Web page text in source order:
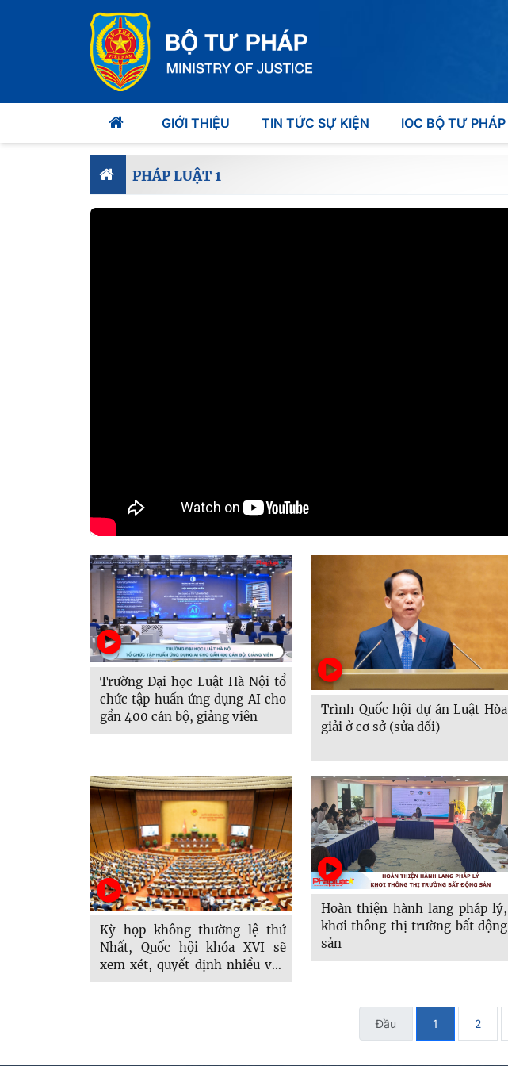
GIỚI THIỆU TIN TỨC SỰ KIỆN IOC BỘ TƯ PHÁP
PHÁP LUẬT 1
Trường Đại học Luật Hà Nội tổ
chức tập huấn ứng dụng AI cho
gần 400 cán bộ, giảng viên
Trình Quốc hội dự án Luật Hòa
giải ở cơ sở (sửa đổi)
Kỳ họp không thường lệ thứ
Nhất, Quốc hội khóa XVI sẽ
xem xét, quyết định nhiều vấn
đề quan trọng, cấp bách
Hoàn thiện hành lang pháp lý,
khơi thông thị trường bất động
sản
Đầu 1 2